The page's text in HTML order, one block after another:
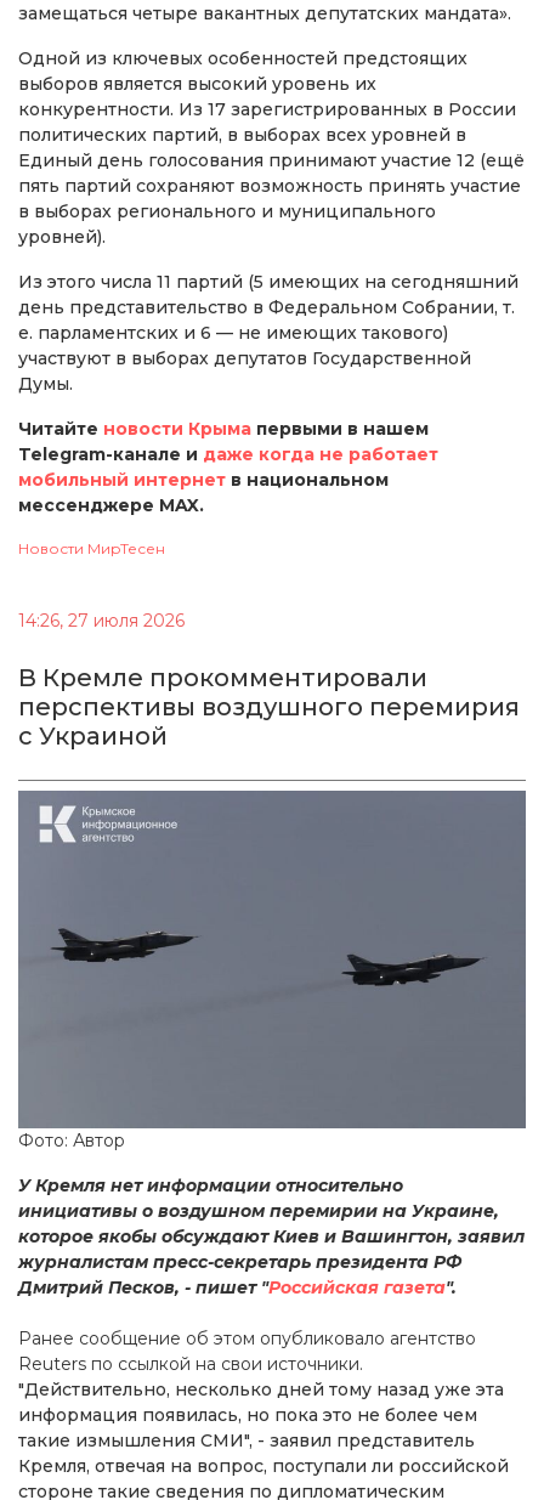
замещаться четыре вакантных депутатских мандата».
Одной из ключевых особенностей предстоящих
выборов является высокий уровень их
конкурентности. Из 17 зарегистрированных в России
политических партий, в выборах всех уровней в
Единый день голосования принимают участие 12 (ещё
пять партий сохраняют возможность принять участие
в выборах регионального и муниципального
уровней).
Из этого числа 11 партий (5 имеющих на сегодняшний
день представительство в Федеральном Собрании, т.
е. парламентских и 6 — не имеющих такового)
участвуют в выборах депутатов Государственной
Думы.
Читайте новости Крыма первыми в нашем
Telegram-канале и даже когда не работает
мобильный интернет в национальном
мессенджере MAX.
Новости МирТесен
14:26, 27 июля 2026
В Кремле прокомментировали
перспективы воздушного перемирия
с Украиной
Фото: Автор
У Кремля нет информации относительно
инициативы о воздушном перемирии на Украине,
которое якобы обсуждают Киев и Вашингтон, заявил
журналистам пресс-секретарь президента РФ
Дмитрий Песков, - пишет "Российская газета".
Ранее сообщение об этом опубликовало агентство
Reuters по ссылкой на свои источники.
"Действительно, несколько дней тому назад уже эта
информация появилась, но пока это не более чем
такие измышления СМИ", - заявил представитель
Кремля, отвечая на вопрос, поступали ли российской
стороне такие сведения по дипломатическим